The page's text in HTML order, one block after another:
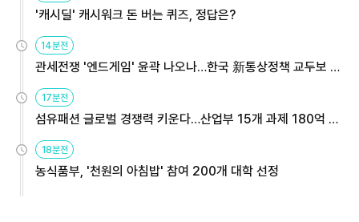
'캐시딜' 캐시워크 돈 버는 퀴즈, 정답은?
14분전
관세전쟁 '엔드게임' 윤곽 나오나…한국 新통상정책 교두보 활
17분전
섬유패션 글로벌 경쟁력 키운다…산업부 15개 과제 180억 지
18분전
농식품부, '천원의 아침밥' 참여 200개 대학 선정